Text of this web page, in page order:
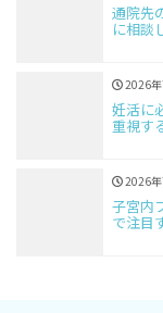
通院先
に相談
2026
妊活に
重視す
2026
子宮内
で注目